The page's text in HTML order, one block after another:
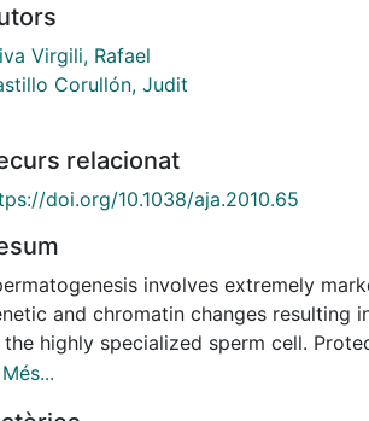
Virgili, Rafael
Corullón, Judit
relacionat
doi.org/10.1038/aja.2010.65
involves extremely
and chromatin changes resulting
highly specialized sperm cell.
of the proteins that compose
Més...